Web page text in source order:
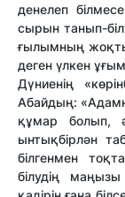
денелеп
сырын танып-
ғылымның
деген үлкен
Дүниенің
Абайдың:
құмар болып,
ынтықбірлән
білгенмен
білудің